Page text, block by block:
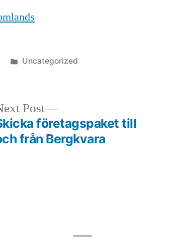
Posted
Uncategorized
Post
Next
post:
företagspaket till
från Bergkvara